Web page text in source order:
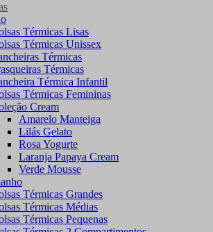
Térmicas Lisas
Térmicas Unissex
Térmicas
Térmicas
Térmica Infantil
Térmicas Femininas
Cream
Amarelo Manteiga
Lilás Gelato
Rosa Yogurte
Laranja Papaya Cream
Verde Mousse
Térmicas Grandes
Térmicas Médias
Térmicas Pequenas